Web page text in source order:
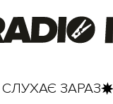
СЛУХАЄ ЗАРАЗ